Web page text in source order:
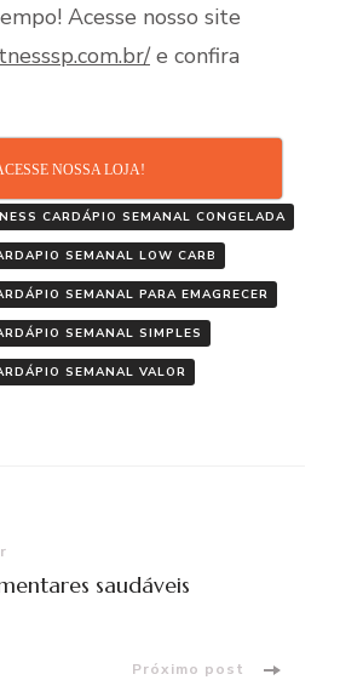
Acesse nosso site
e confira
NOSSA LOJA!
CARDÁPIO SEMANAL CONGELADA
SEMANAL LOW CARB
SEMANAL PARA EMAGRECER
SEMANAL SIMPLES
SEMANAL VALOR
saudáveis
Próximo post